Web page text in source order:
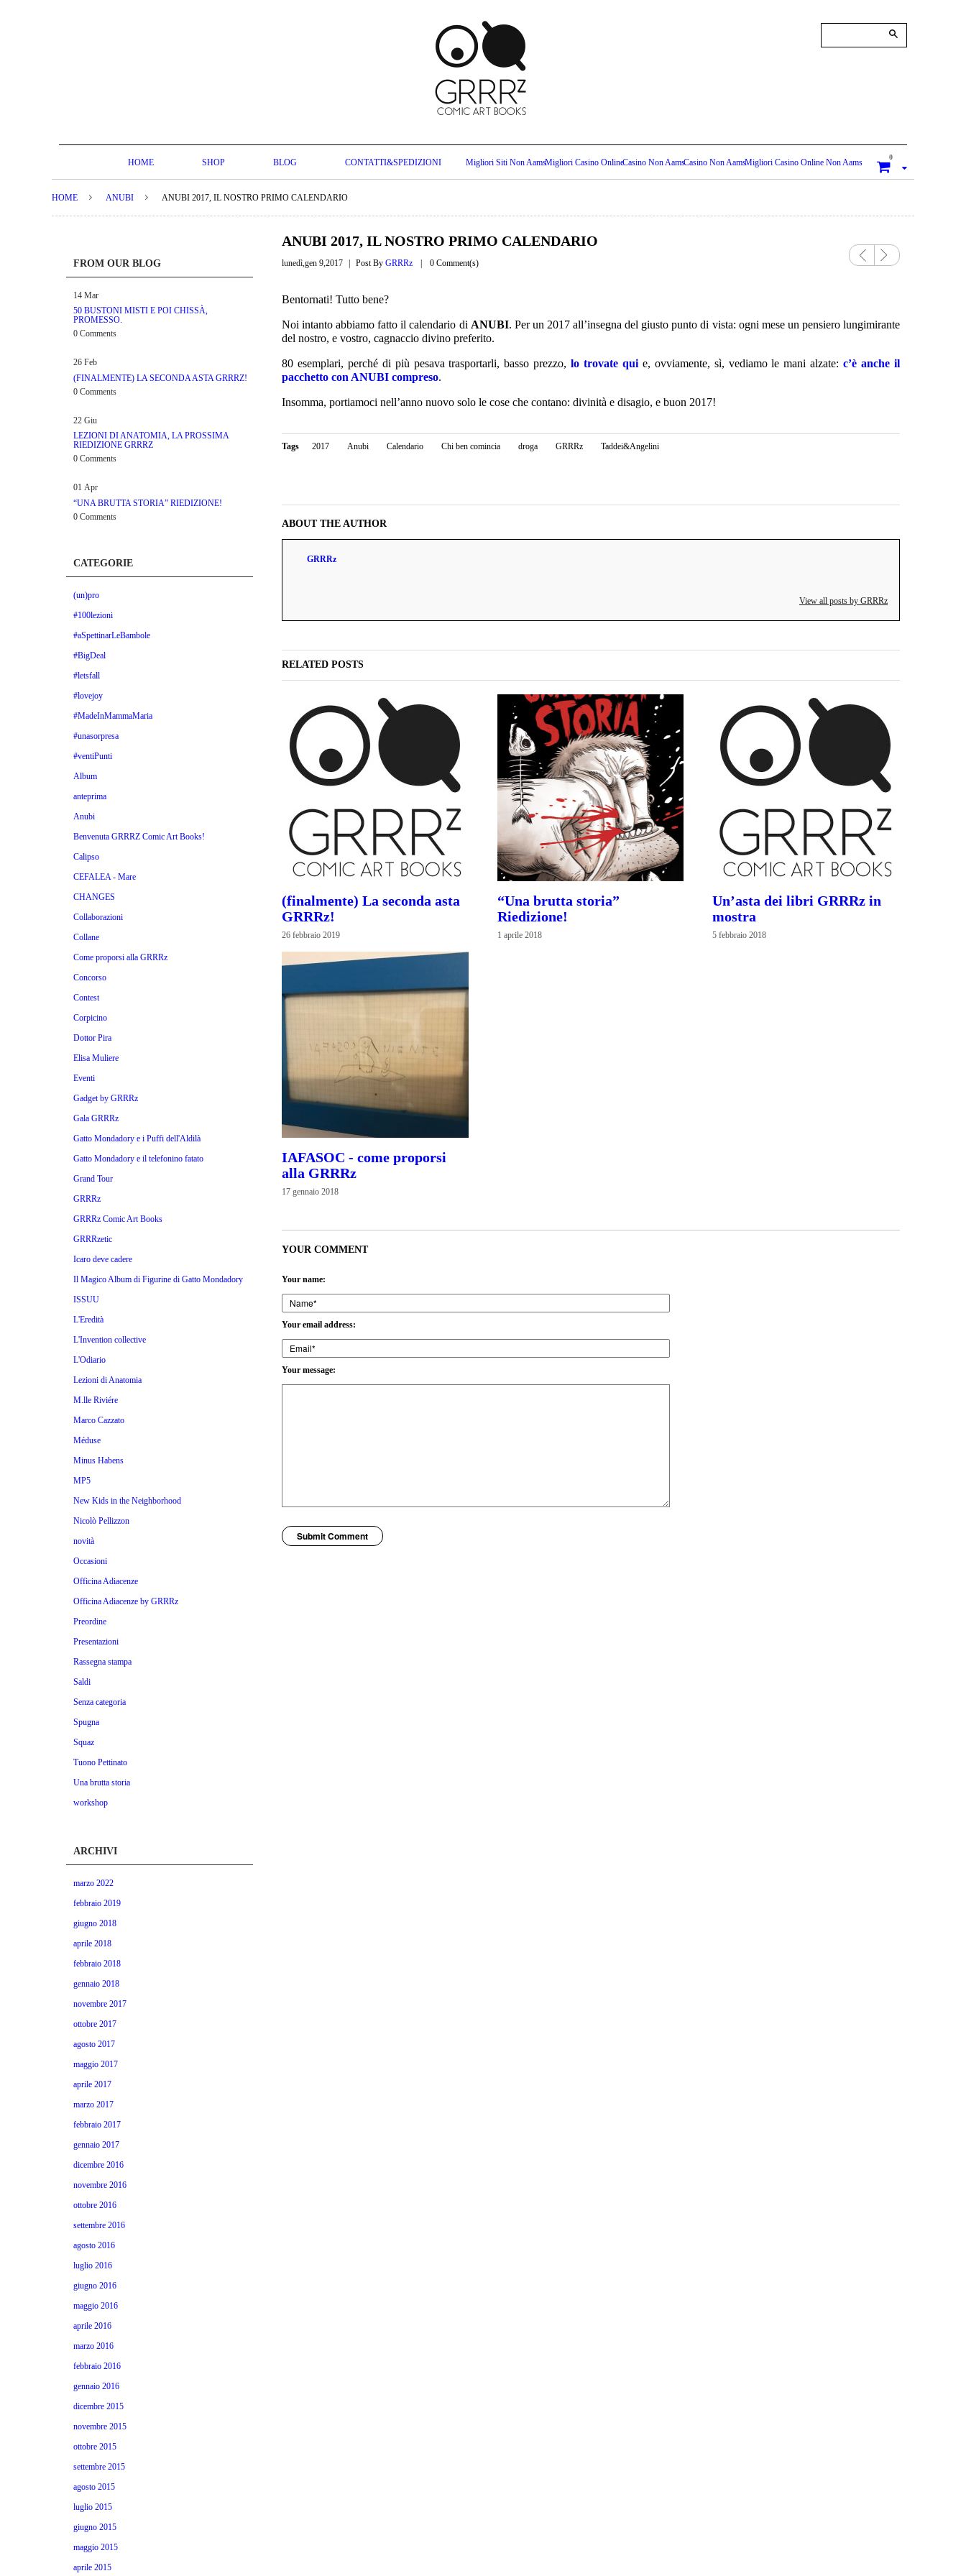
HOME SHOP BLOG CONTATTI&SPEDIZIONI Migliori Siti Non AamsMigliori Casino OnlineCasino Non AamsCasino Non AamsMigliori Casino Online Non Aams
0
HOME ANUBI ANUBI 2017, IL NOSTRO PRIMO CALENDARIO
FROM OUR BLOG
14 Mar
50 BUSTONI MISTI E POI CHISSÀ,
PROMESSO.
0 Comments
26 Feb
(FINALMENTE) LA SECONDA ASTA GRRRZ!
0 Comments
22 Giu
LEZIONI DI ANATOMIA, LA PROSSIMA
RIEDIZIONE GRRRZ
0 Comments
01 Apr
“UNA BRUTTA STORIA” RIEDIZIONE!
0 Comments
CATEGORIE
(un)pro
#100lezioni
#aSpettinarLeBambole
#BigDeal
#letsfall
#lovejoy
#MadeInMammaMaria
#unasorpresa
#ventiPunti
Album
anteprima
Anubi
Benvenuta GRRRZ Comic Art Books!
Calipso
CEFALEA - Mare
CHANGES
Collaborazioni
Collane
Come proporsi alla GRRRz
Concorso
Contest
Corpicino
Dottor Pira
Elisa Muliere
Eventi
Gadget by GRRRz
Gala GRRRz
Gatto Mondadory e i Puffi dell'Aldilà
Gatto Mondadory e il telefonino fatato
Grand Tour
GRRRz
GRRRz Comic Art Books
GRRRzetic
Icaro deve cadere
Il Magico Album di Figurine di Gatto Mondadory
ISSUU
L'Eredità
L'Invention collective
L'Odiario
Lezioni di Anatomia
M.lle Riviére
Marco Cazzato
Méduse
Minus Habens
MP5
New Kids in the Neighborhood
Nicolò Pellizzon
novità
Occasioni
Officina Adiacenze
Officina Adiacenze by GRRRz
Preordine
Presentazioni
Rassegna stampa
Saldi
Senza categoria
Spugna
Squaz
Tuono Pettinato
Una brutta storia
workshop
ARCHIVI
marzo 2022
febbraio 2019
giugno 2018
aprile 2018
febbraio 2018
gennaio 2018
novembre 2017
ottobre 2017
agosto 2017
maggio 2017
aprile 2017
marzo 2017
febbraio 2017
gennaio 2017
dicembre 2016
novembre 2016
ottobre 2016
settembre 2016
agosto 2016
luglio 2016
giugno 2016
maggio 2016
aprile 2016
marzo 2016
febbraio 2016
gennaio 2016
dicembre 2015
novembre 2015
ottobre 2015
settembre 2015
agosto 2015
luglio 2015
giugno 2015
maggio 2015
aprile 2015
ANUBI 2017, IL NOSTRO PRIMO CALENDARIO
Previo
us
Next
lunedì,gen 9,2017
Post By GRRRz 0 Comment(s)
Bentornati! Tutto bene?
Noi intanto abbiamo fatto il calendario di ANUBI. Per un 2017 all’insegna del giusto punto di vista: ogni mese un pensiero lungimirante
del nostro, e vostro, cagnaccio divino preferito.
80 esemplari, perché di più pesava trasportarli, basso prezzo,lo trovate quie, ovviamente, sì, vediamo le mani alzate:c’è anche il
pacchetto con ANUBI compreso.
Insomma, portiamoci nell’anno nuovo solo le cose che contano: divinità e disagio, e buon 2017!
Tags 2017 Anubi Calendario Chi ben comincia droga GRRRz Taddei&Angelini
ABOUT THE AUTHOR
GRRRz
View all posts by GRRRz
RELATED POSTS
(finalmente) La seconda asta
GRRRz!
26 febbraio 2019
“Una brutta storia”
Riedizione!
1 aprile 2018
Un’asta dei libri GRRRz in
mostra
5 febbraio 2018
IAFASOC - come proporsi
alla GRRRz
17 gennaio 2018
YOUR COMMENT
Your name:
Your email address:
Your message:
Submit Comment